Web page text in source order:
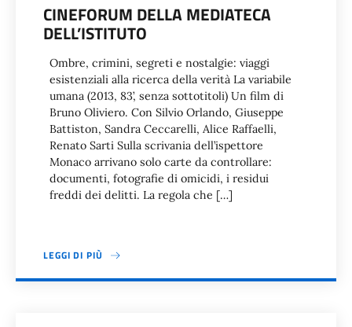
CINEFORUM DELLA MEDIATECA
DELL’ISTITUTO
Ombre, crimini, segreti e nostalgie: viaggi
esistenziali alla ricerca della verità La variabile
umana (2013, 83’, senza sottotitoli) Un film di
Bruno Oliviero. Con Silvio Orlando, Giuseppe
Battiston, Sandra Ceccarelli, Alice Raffaelli,
Renato Sarti Sulla scrivania dell’ispettore
Monaco arrivano solo carte da controllare:
documenti, fotografie di omicidi, i residui
freddi dei delitti. La regola che […]
LEGGI DI PIÙ